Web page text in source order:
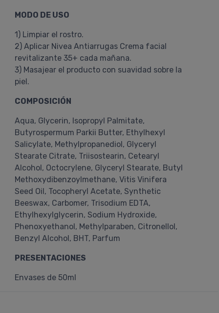
MODO DE USO
1) Limpiar el rostro.
2) Aplicar Nivea Antiarrugas Crema facial
revitalizante 35+ cada mañana.
3) Masajear el producto con suavidad sobre la
piel.
COMPOSICIÓN
Aqua, Glycerin, Isopropyl Palmitate,
Butyrospermum Parkii Butter, Ethylhexyl
Salicylate, Methylpropanediol, Glyceryl
Stearate Citrate, Triisostearin, Cetearyl
Alcohol, Octocrylene, Glyceryl Stearate, Butyl
Methoxydibenzoylmethane, Vitis Vinifera
Seed Oil, Tocopheryl Acetate, Synthetic
Beeswax, Carbomer, Trisodium EDTA,
Ethylhexylglycerin, Sodium Hydroxide,
Phenoxyethanol, Methylparaben, Citronellol,
Benzyl Alcohol, BHT, Parfum
PRESENTACIONES
Envases de 50ml